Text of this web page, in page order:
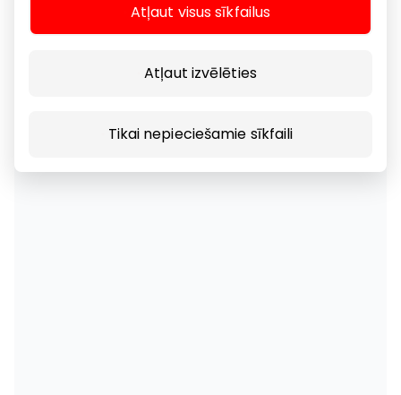
Atļaut visus sīkfailus
Atļaut izvēlēties
Tikai nepieciešamie sīkfaili